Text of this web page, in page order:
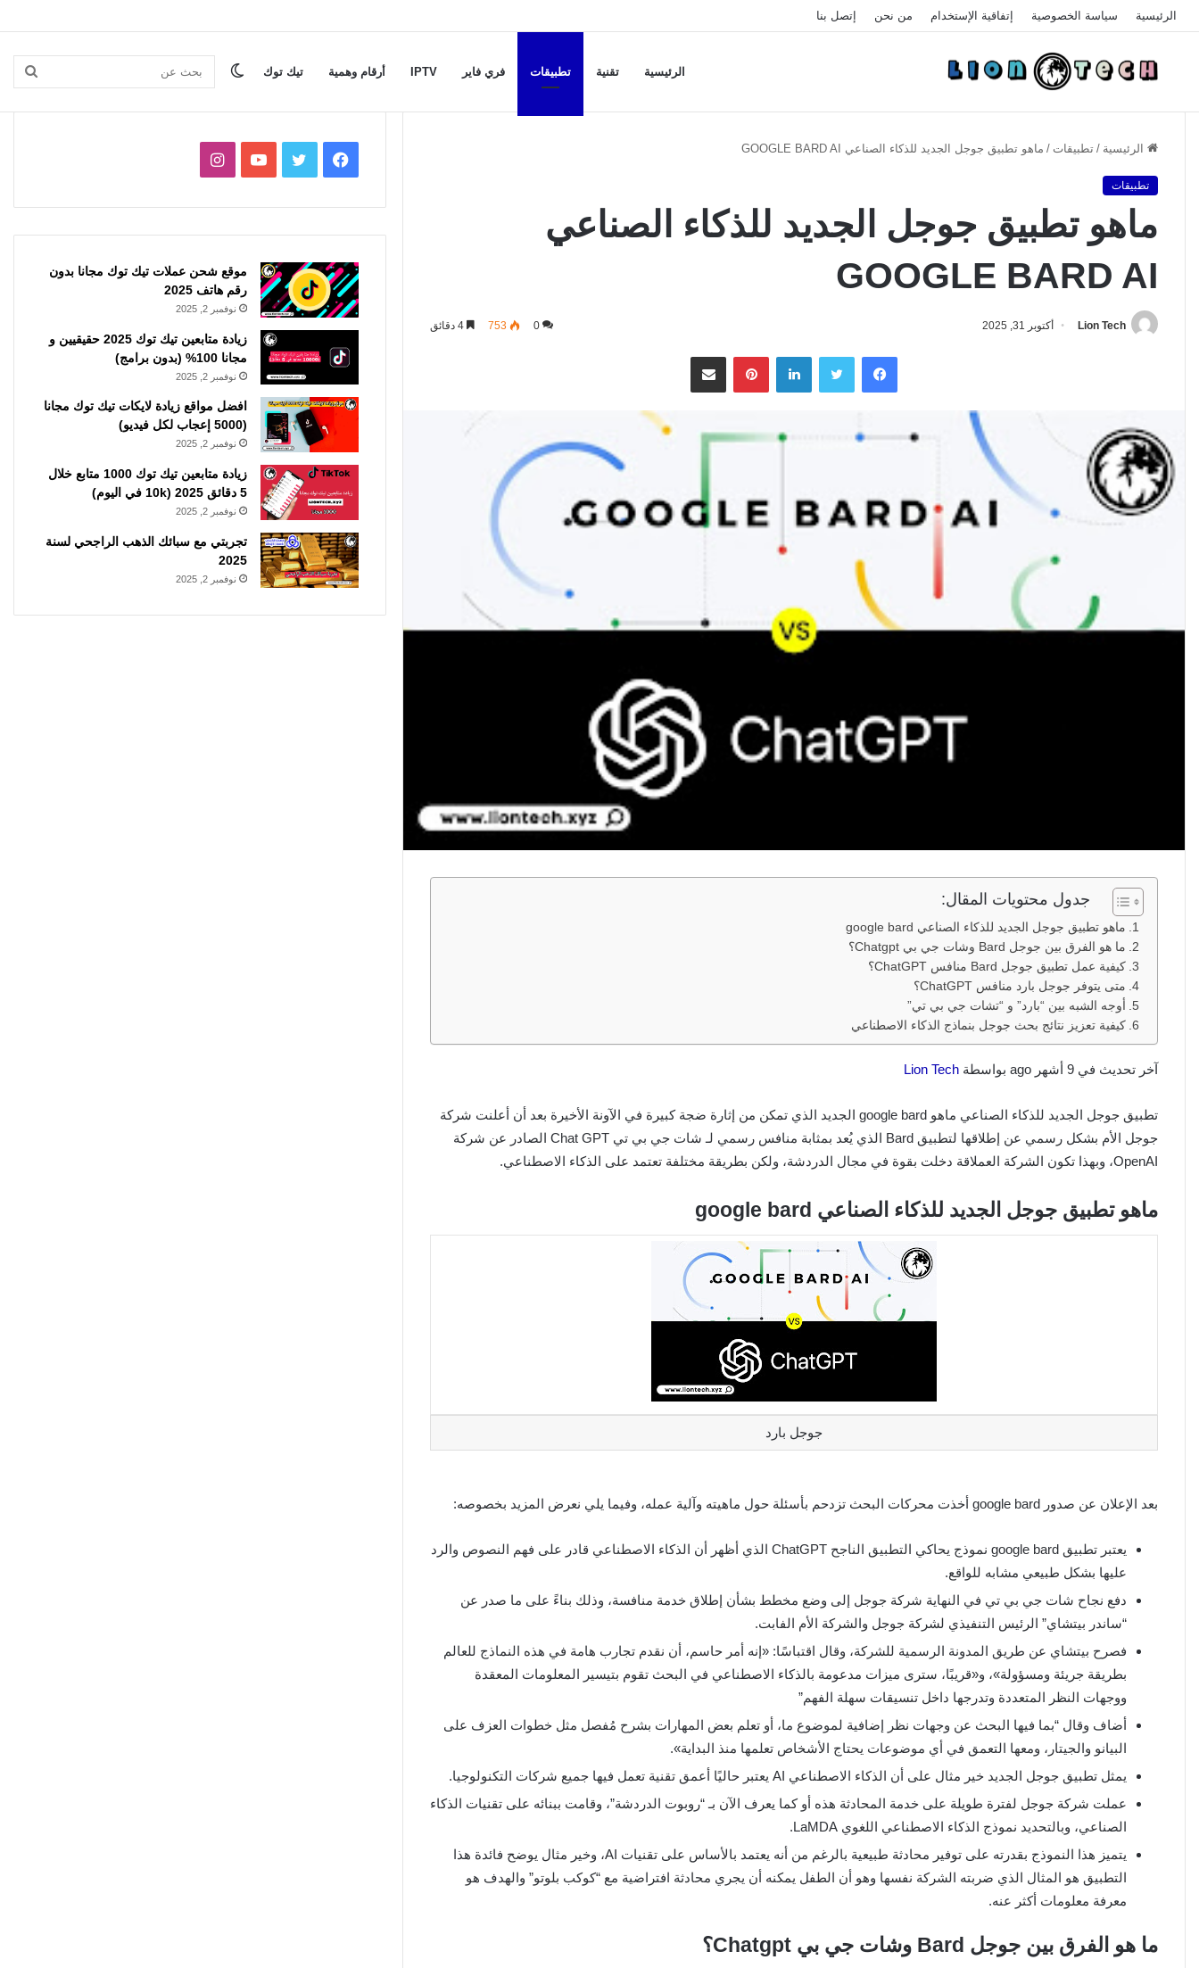
الرئيسية سياسة الخصوصية إتفاقية الإستخدام من نحن إتصل بنا
الرئيسية تقنية تطبيقات فري فاير IPTV أرقام وهمية تيك توك بحث الوضع
المظلم الرئيسية / تطبيقات / ماهو تطبيق جوجل الجديد للذكاء الصناعي GOOGLE BARD AI
تطبيقات
ماهو تطبيق جوجل الجديد للذكاء الصناعي
GOOGLE BARD AI
Lion Tech أكتوبر 31, 2025 0
753
فيسبوك تويتر لينكدإن بينتيريستمشاركة عبر البريد
جدول محتويات المقال:
ماهو تطبيق جوجل الجديد للذكاء الصناعي google bard
ما هو الفرق بين جوجل Bard وشات جي بي Chatgpt؟
كيفية عمل تطبيق جوجل Bard منافس ChatGPT؟
متى يتوفر جوجل بارد منافس ChatGPT؟
أوجه الشبه بين “بارد” و “تشات جي بي تي”
كيفية تعزيز نتائج بحث جوجل بنماذج الذكاء الاصطناعي
آخر تحديث في 9 أشهر ago بواسطة Lion Tech
تطبيق جوجل الجديد للذكاء الصناعي ماهو google bard الجديد الذي تمكن من إثارة ضجة كبيرة في الآونة الأخيرة بعد أن أعلنت شركة
جوجل الأم بشكل رسمي عن إطلاقها لتطبيق Bard الذي يُعد بمثابة منافس رسمي لـ شات جي بي تي Chat GPT الصادر عن شركة
OpenAI، وبهذا تكون الشركة العملاقة دخلت بقوة في مجال الدردشة، ولكن بطريقة مختلفة تعتمد على الذكاء الاصطناعي.
ماهو تطبيق جوجل الجديد للذكاء الصناعي google bard
جوجل بارد
بعد الإعلان عن صدور google bard أخذت محركات البحث تزدحم بأسئلة حول ماهيته وآلية عمله، وفيما يلي نعرض المزيد بخصوصه:
يعتبر تطبيق google bard نموذج يحاكي التطبيق الناجح ChatGPT الذي أظهر أن الذكاء الاصطناعي قادر على فهم النصوص والرد
عليها بشكل طبيعي مشابه للواقع.
دفع نجاح شات جي بي تي في النهاية شركة جوجل إلى وضع مخطط بشأن إطلاق خدمة منافسة، وذلك بناءً على ما صدر عن
“ساندر بيتشاي” الرئيس التنفيذي لشركة جوجل والشركة الأم الفابت.
فصرح بيتشاي عن طريق المدونة الرسمية للشركة، وقال اقتباسًا: «إنه أمر حاسم، أن نقدم تجارب هامة في هذه النماذج للعالم
بطريقة جريئة ومسؤولة»، و«قريبًا، سترى ميزات مدعومة بالذكاء الاصطناعي في البحث تقوم بتيسير المعلومات المعقدة
ووجهات النظر المتعددة وتدرجها داخل تنسيقات سهلة الفهم”
أضاف وقال “بما فيها البحث عن وجهات نظر إضافية لموضوع ما، أو تعلم بعض المهارات بشرح مُفصل مثل خطوات العزف على
البيانو والجيتار، ومعها التعمق في أي موضوعات يحتاج الأشخاص تعلمها منذ البداية».
يمثل تطبيق جوجل الجديد خير مثال على أن الذكاء الاصطناعي AI يعتبر حاليًا أعمق تقنية تعمل فيها جميع شركات التكنولوجيا.
عملت شركة جوجل لفترة طويلة على خدمة المحادثة هذه أو كما يعرف الآن بـ “روبوت الدردشة”، وقامت ببنائه على تقنيات الذكاء
الصناعي، وبالتحديد نموذج الذكاء الاصطناعي اللغوي LaMDA.
يتميز هذا النموذج بقدرته على توفير محادثة طبيعية بالرغم من أنه يعتمد بالأساس على تقنيات AI، وخير مثال يوضح فائدة هذا
التطبيق هو المثال الذي ضربته الشركة نفسها وهو أن الطفل يمكنه أن يجري محادثة افتراضية مع “كوكب بلوتو” والهدف هو
معرفة معلومات أكثر عنه.
ما هو الفرق بين جوجل Bard وشات جي بي Chatgpt؟
فيسبوكتويتر يوتيوبانستقرام
موقع شحن عملات تيك توك مجانا بدون
رقم هاتف 2025
نوفمبر 2, 2025
زيادة متابعين تيك توك 2025 حقيقيين و
مجانا 100% (بدون برامج)
نوفمبر 2, 2025
افضل مواقع زيادة لايكات تيك توك مجانا
(5000 إعجاب لكل فيديو)
نوفمبر 2, 2025
زيادة متابعين تيك توك 1000 متابع خلال
5 دقائق 2025 (10k في اليوم)
نوفمبر 2, 2025
تجربتي مع سبائك الذهب الراجحي لسنة
2025
نوفمبر 2, 2025